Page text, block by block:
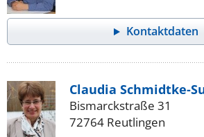
Kontaktdaten
Claudia Schmidtke-
Bismarckstraße 31
72764 Reutlingen